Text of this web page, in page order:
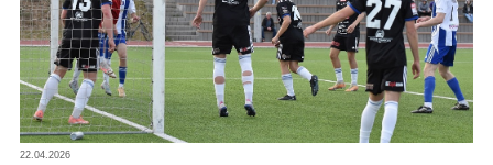
22.04.2026